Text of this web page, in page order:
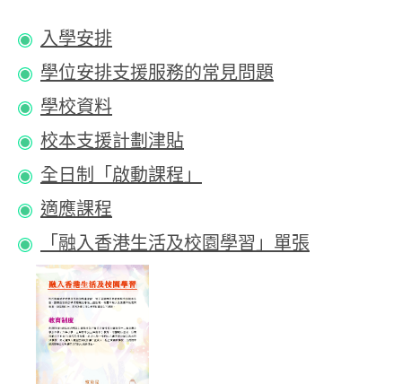
入學安排
學位安排支援服務的常見問題
學校資料
校本支援計劃津貼
全日制「啟動課程」
適應課程
「融入香港生活及校園學習」單張